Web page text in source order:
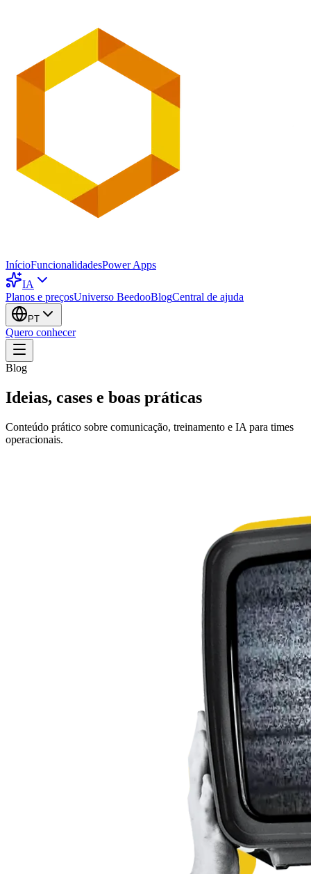
InícioFuncionalidadesPower Apps
IA
Planos e preçosUniverso BeedooBlogCentral de ajuda
PT
Quero conhecer
Blog
Ideias, cases e boas práticas
Conteúdo prático sobre comunicação, treinamento e IA para times
operacionais.